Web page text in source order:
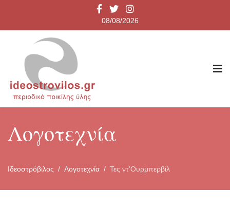
08/08/2026
Λογοτεχνία
Ιδεοστρόβιλος Λογοτεχνία Τες ντ’Ουρμπερβίλ